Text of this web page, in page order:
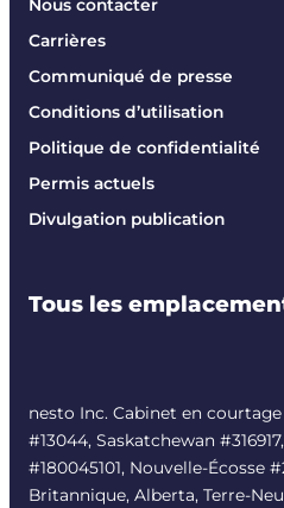
Nous contacter
Carrières
Communiqué de presse
Conditions d’utilisation
Politique de confidentialité
Permis actuels
Divulgation publication
Tous les
nesto Inc. Cabinet en
#13044, Saskatchewan
#180045101, Nouvelle-Écosse #
Britannique, Alberta, Terre-